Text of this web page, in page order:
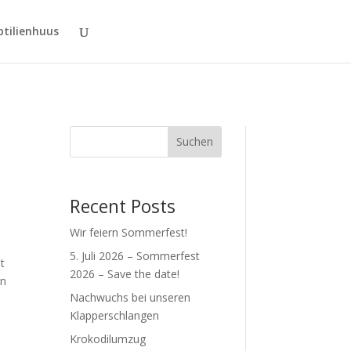
Suchen
Recent Posts
Wir feiern Sommerfest!
5. Juli 2026 – Sommerfest
2026 – Save the date!
Nachwuchs bei unseren
Klapperschlangen
Krokodilumzug